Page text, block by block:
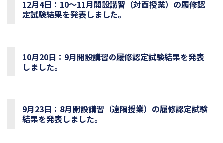
12月4日：10～11月開設講習（対面授業）の履修認
定試験結果を発表しました。
10月20日：9月開設講習の履修認定試験結果を発表
しました。
9月23日：8月開設講習（遠隔授業）の履修認定試験
結果を発表しました。